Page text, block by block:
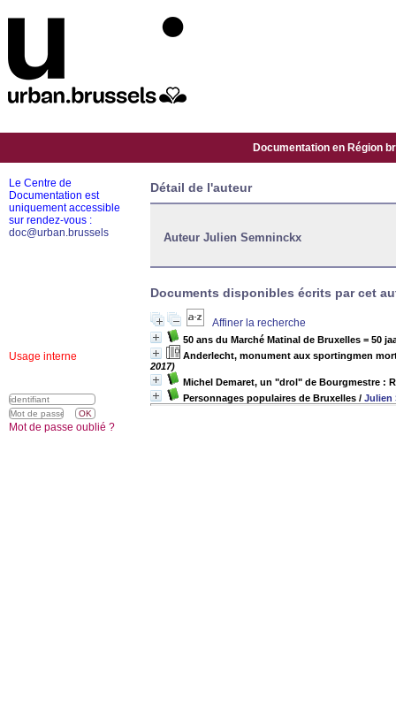
Documentation en Région
Détail de l'auteur
Auteur Julien Semninckx
Documents disponibles écrits par cet
Affiner la recherche
50 ans du Marché Matinal de Bruxelles = 50
Anderlecht, monument aux sportingmen
2017)
Michel Demaret, un "drol" de Bourgmestre :
Personnages populaires de Bruxelles / Julien
Le Centre de
Documentation est
uniquement accessible
sur rendez-vous :
doc@urban.brussels
Usage interne
Mot de passe oublié ?